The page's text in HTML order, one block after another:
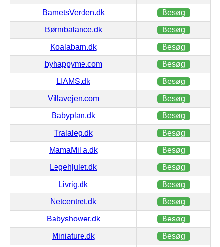
BarnetsVerden.dk Besøg
Børnibalance.dk Besøg
Koalabarn.dk Besøg
byhappyme.com Besøg
LIAMS.dk Besøg
Villavejen.com Besøg
Babyplan.dk Besøg
Tralaleg.dk Besøg
MamaMilla.dk Besøg
Legehjulet.dk Besøg
Livrig.dk Besøg
Netcentret.dk Besøg
Babyshower.dk Besøg
Miniature.dk Besøg